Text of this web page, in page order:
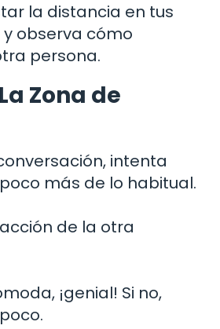
la distancia en tus
observa cómo
persona.
Zona de
intenta
más de lo habitual.
de la otra
¡genial! Si no,